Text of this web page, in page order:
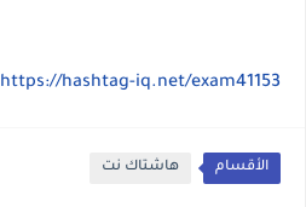
https://hashtag-iq.net/exam41153/
الأقسام هاشتاك نت